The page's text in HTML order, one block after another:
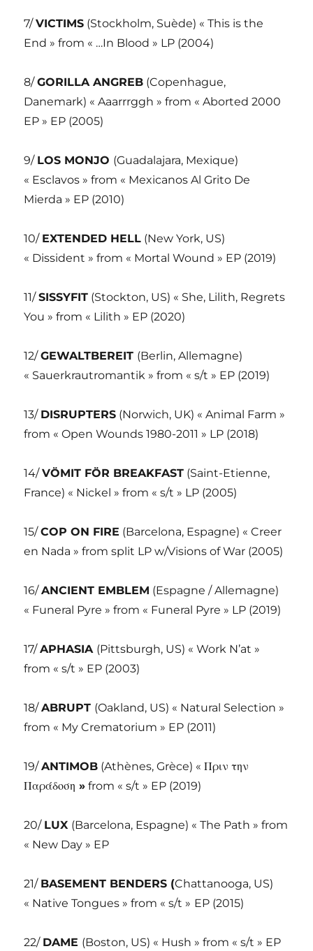
7/VICTIMS (Stockholm, Suède) « This is the
End » from « …In Blood » LP (2004)
8/GORILLA ANGREB (Copenhague,
Danemark) « Aaarrrggh » from « Aborted 2000
EP » EP (2005)
9/ LOS MONJO (Guadalajara, Mexique)
« Esclavos » from « Mexicanos Al Grito De
Mierda » EP (2010)
10/ EXTENDED HELL (New York, US)
« Dissident » from « Mortal Wound » EP (2019)
11/SISSYFIT (Stockton, US) « She, Lilith, Regrets
You » from « Lilith » EP (2020)
12/GEWALTBEREIT (Berlin, Allemagne)
« Sauerkrautromantik » from « s/t » EP (2019)
13/ DISRUPTERS (Norwich, UK) « Animal Farm »
from « Open Wounds 1980-2011 » LP (2018)
14/VÖMIT FÖR BREAKFAST (Saint-Etienne,
France) « Nickel » from « s/t » LP (2005)
15/COP ON FIRE (Barcelona, Espagne) « Creer
en Nada » from split LP w/Visions of War (2005)
16/ANCIENT EMBLEM (Espagne / Allemagne)
« Funeral Pyre » from « Funeral Pyre » LP (2019)
17/APHASIA (Pittsburgh, US) « Work N’at »
from « s/t » EP (2003)
18/ABRUPT (Oakland, US) « Natural Selection »
from « My Crematorium » EP (2011)
19/ANTIMOB (Athènes, Grèce) « Πριν την
Παράδοση » from « s/t » EP (2019)
20/ LUX (Barcelona, Espagne) « The Path » from
« New Day » EP
21/ BASEMENT BENDERS (Chattanooga, US)
« Native Tongues » from « s/t » EP (2015)
22/ DAME (Boston, US) « Hush » from « s/t » EP